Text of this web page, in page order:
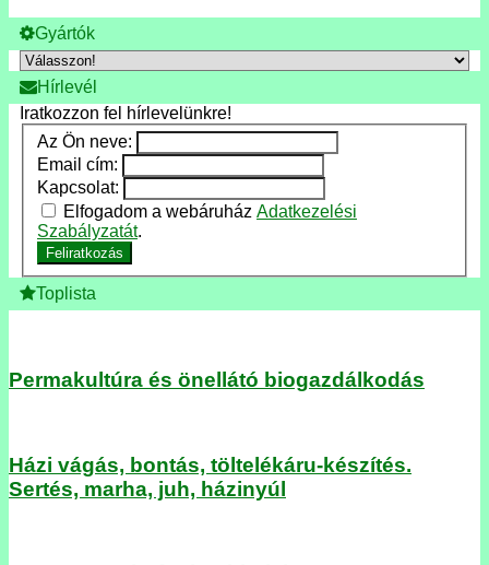
Gyártók
Hírlevél
Iratkozzon fel hírlevelünkre!
Az Ön neve:
Email cím:
Kapcsolat:
Elfogadom a webáruház Adatkezelési
Szabályzatát.
Feliratkozás
Toplista
Permakultúra és önellátó biogazdálkodás
Házi vágás, bontás, töltelékáru-készítés.
Sertés, marha, juh, házinyúl